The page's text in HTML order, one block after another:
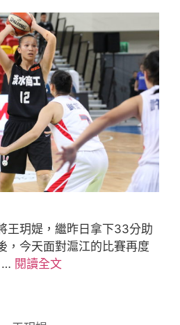
王玥媞，繼昨日拿下33分助
，今天面對滬江的比賽再度
… 閱讀全文